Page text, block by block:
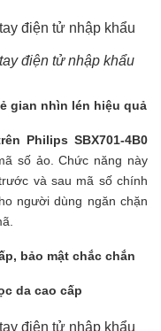
điện tử nhập khẩu
gian nhìn lén hiệu quả
Philips SBX701-4B0
số ảo. Chức năng này
và sau mã số chính
người dùng ngăn chặn
bảo mật chắc chắn
da cao cấp